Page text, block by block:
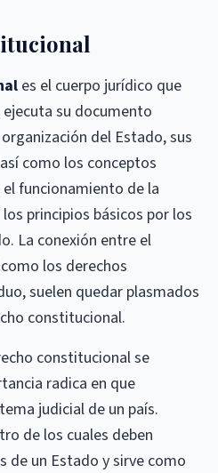
es el cuerpo jurídico que
su documento
del Estado, sus
como los conceptos
funcionamiento de la
principios básicos por los
La conexión entre el
los derechos
suelen quedar plasmados
constitucional.
constitucional se
radica en que
judicial de un país.
de los cuales deben
de un Estado y sirve como